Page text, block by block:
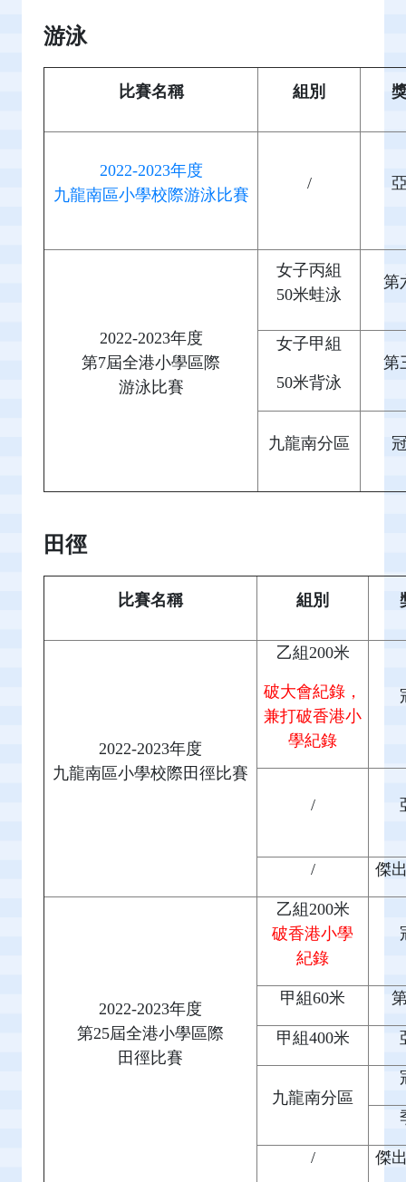
游泳
比賽名稱 組別
2022-2023年度
九龍南區小學校際游泳比賽
/
2022-2023年度
第7屆全港小學區際
游泳比賽
女子丙組
50米蛙泳
第
女子甲組
50米背泳
第
九龍南分區
田徑
比賽名稱 組別
2022-2023年度
九龍南區小學校際田徑比賽
乙組200米
破大會紀錄，
兼打破香港小
學紀錄
/
/ 傑
2022-2023年度
第25屆全港小學區際
田徑比賽
乙組200米
破香港小學
紀錄
甲組60米
甲組400米
九龍南分區
/ 傑